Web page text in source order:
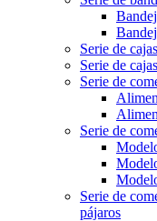
Serie de
Serie de
Serie de
Serie de
Serie de
pájaros